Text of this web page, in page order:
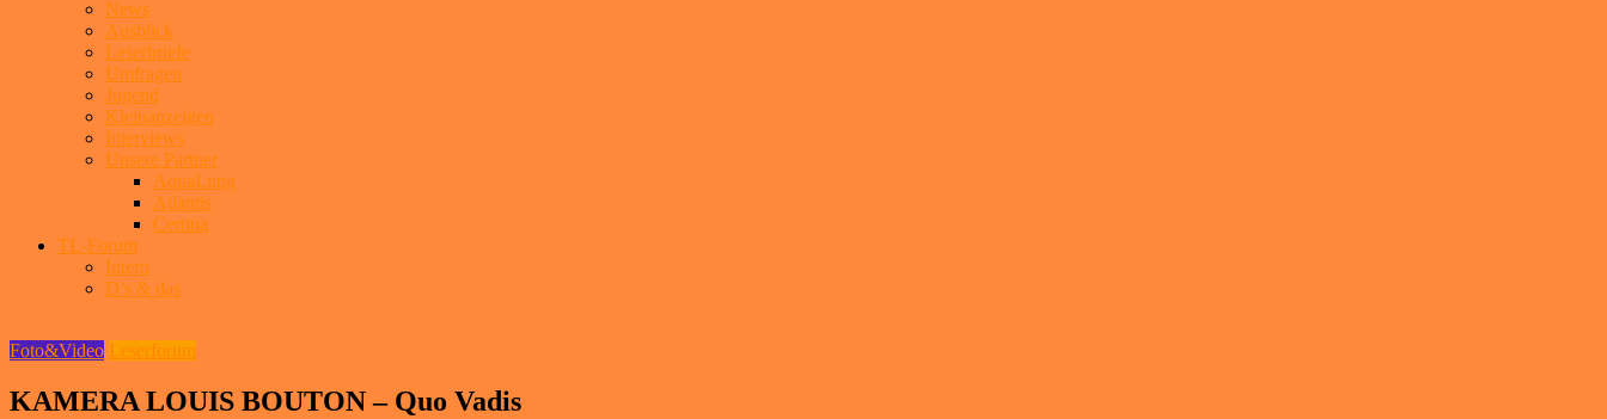
News
Ausblick
Leserbriefe
Umfragen
Jugend
Kleinanzeigen
Interviews
Unsere Partner
AquaLung
Atlantis
Certina
TL-Forum
Intern
D’s & das
Foto&Video Leserforum
KAMERA LOUIS BOUTON – Quo Vadis